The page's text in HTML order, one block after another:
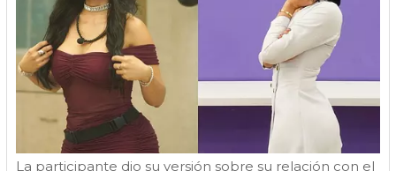
La participante dio su versión sobre su relación con el